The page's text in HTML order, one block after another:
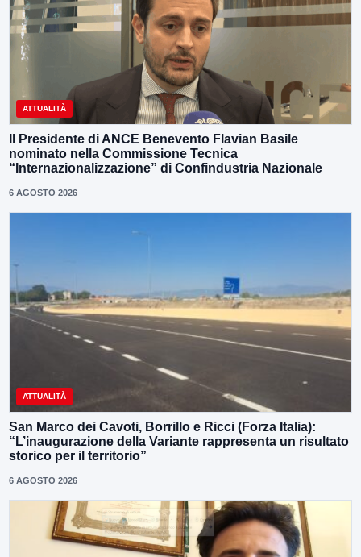
ATTUALITÀ
Il Presidente di ANCE Benevento Flavian Basile
nominato nella Commissione Tecnica
“Internazionalizzazione” di Confindustria Nazionale
6 AGOSTO 2026
ATTUALITÀ
San Marco dei Cavoti, Borrillo e Ricci (Forza Italia):
“L’inaugurazione della Variante rappresenta un risultato
storico per il territorio”
6 AGOSTO 2026